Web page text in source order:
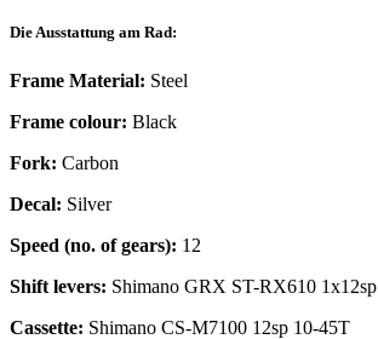
Die Ausstattung am Rad:
Frame Material: Steel
Frame colour: Black
Fork: Carbon
Decal: Silver
Speed (no. of gears): 12
Shift levers: Shimano GRX ST-RX610 1x12sp
Cassette: Shimano CS-M7100 12sp 10-45T